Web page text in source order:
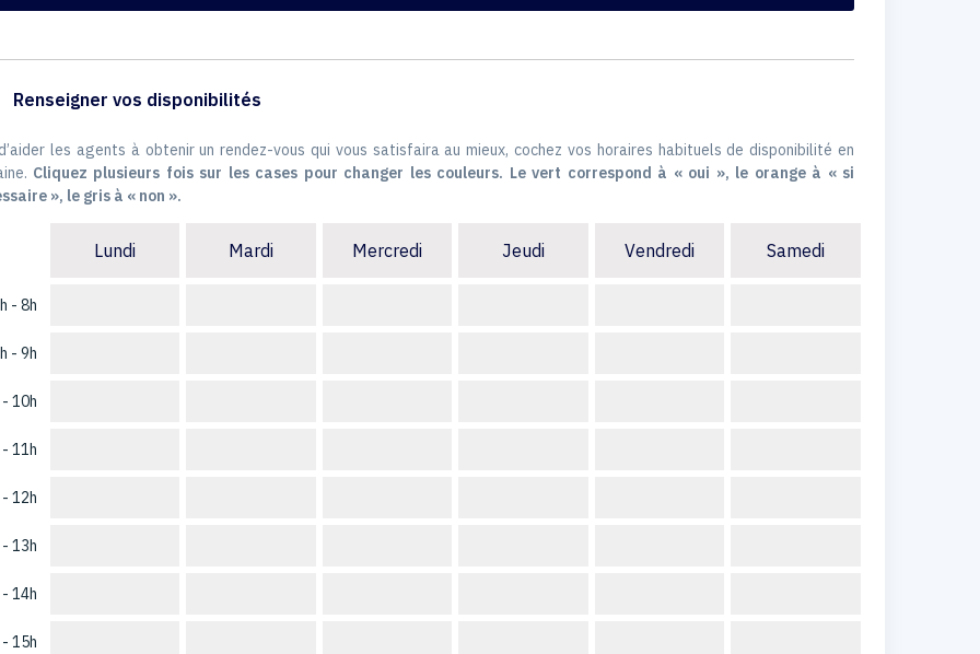
Renseigner vos disponibilités
les agents à obtenir un rendez-vous qui vous satisfaira au mieux, cochez vos horaires habituels de disponibilité en
Cliquez plusieurs fois sur les cases pour changer les couleurs. Le vert correspond à « oui », le orange à « si
», le gris à « non ».
- 8h
- 9h
10h
11h
12h
13h
14h
15h
Lundi Mardi Mercredi Jeudi Vendredi Samedi